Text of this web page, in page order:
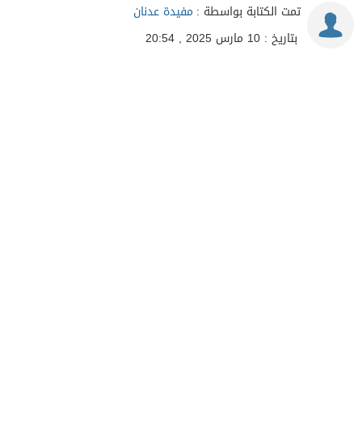
تمت الكتابة بواسطة : مفيدة عدنان
بتاريخ : 10 مارس 2025 , 20:54